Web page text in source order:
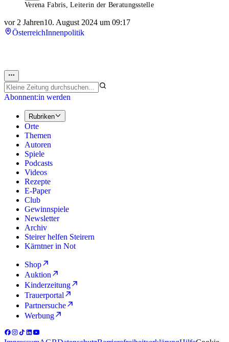
Verena Fabris, Leiterin der Beratungsstelle
vor 2 Jahren10. August 2024 um 09:17
ÖsterreichInnenpolitik
Abonnent:in werden
Rubriken
Orte
Themen
Autoren
Spiele
Podcasts
Videos
Rezepte
E-Paper
Club
Gewinnspiele
Newsletter
Archiv
Steirer helfen Steirern
Kärntner in Not
Shop
Auktion
Kinderzeitung
Trauerportal
Partnersuche
Werbung